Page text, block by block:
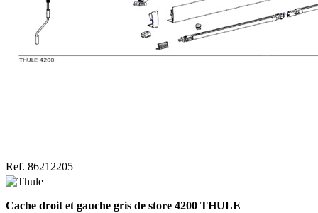
Ref. 86212205
Cache droit et gauche gris de store 4200 THULE